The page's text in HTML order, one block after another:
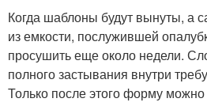
Когда шаблоны будут вынуты, а
из емкости, послужившей
просушить еще около недели.
полного застывания внутри
Только после этого форму можно